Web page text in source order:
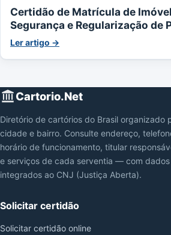
Certidão de Matrícula de
Segurança e Regularização de
Ler artigo →
Cartorio.Net
Diretório de cartórios do Brasil organizado
cidade e bairro. Consulte endereço,
horário de funcionamento, titular
e serviços de cada serventia — com
integrados ao CNJ (Justiça Aberta).
Solicitar certidão
Solicitar certidão online